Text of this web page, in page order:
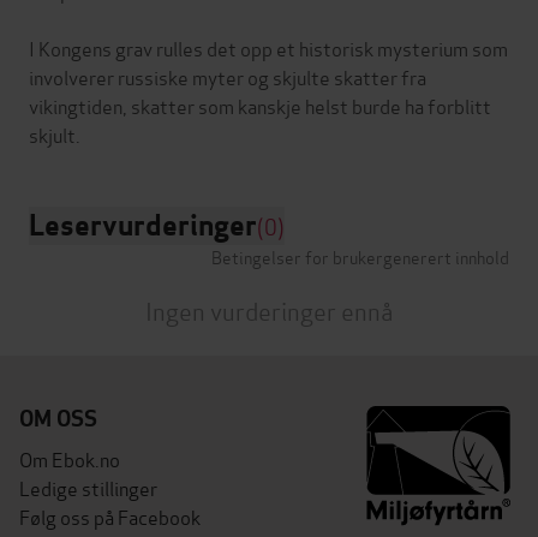
I Kongens grav rulles det opp et historisk mysterium som
involverer russiske myter og skjulte skatter fra
vikingtiden, skatter som kanskje helst burde ha forblitt
Leservurderinger(0)
Betingelser for brukergenerert innhold
Ingen vurderinger ennå
OM OSS
Om Ebok.no
Ledige stillinger
Følg oss på Facebook